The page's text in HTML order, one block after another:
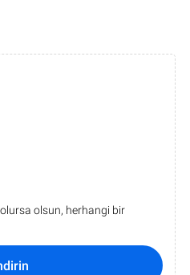
olursa olsun, herhangi bir